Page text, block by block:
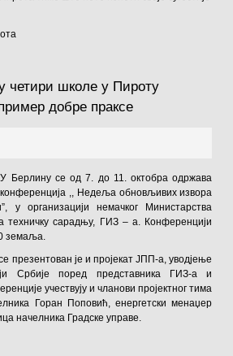
четири школе у Пироту
добре праксе
У Берлину се од 7. до 11. октобра одржава
конференција ,, Недеља обновљивих извора
у организацији немачког Министарства
техничку сарадњу, ГИЗ – а. Конференцији
земаља.
презентован је и пројекат ЈПП-а, уводјење
Србије поред представника ГИЗ-а и
учествују и чланови пројектног тима
Горан Поповић, енергетски менаџер
начелника Градске управе.